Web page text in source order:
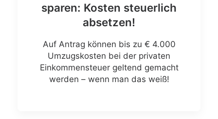
sparen: Kosten steuerlich
absetzen!
Auf Antrag können bis zu € 4.000
Umzugskosten bei der privaten
Einkommensteuer geltend gemacht
werden – wenn man das weiß!